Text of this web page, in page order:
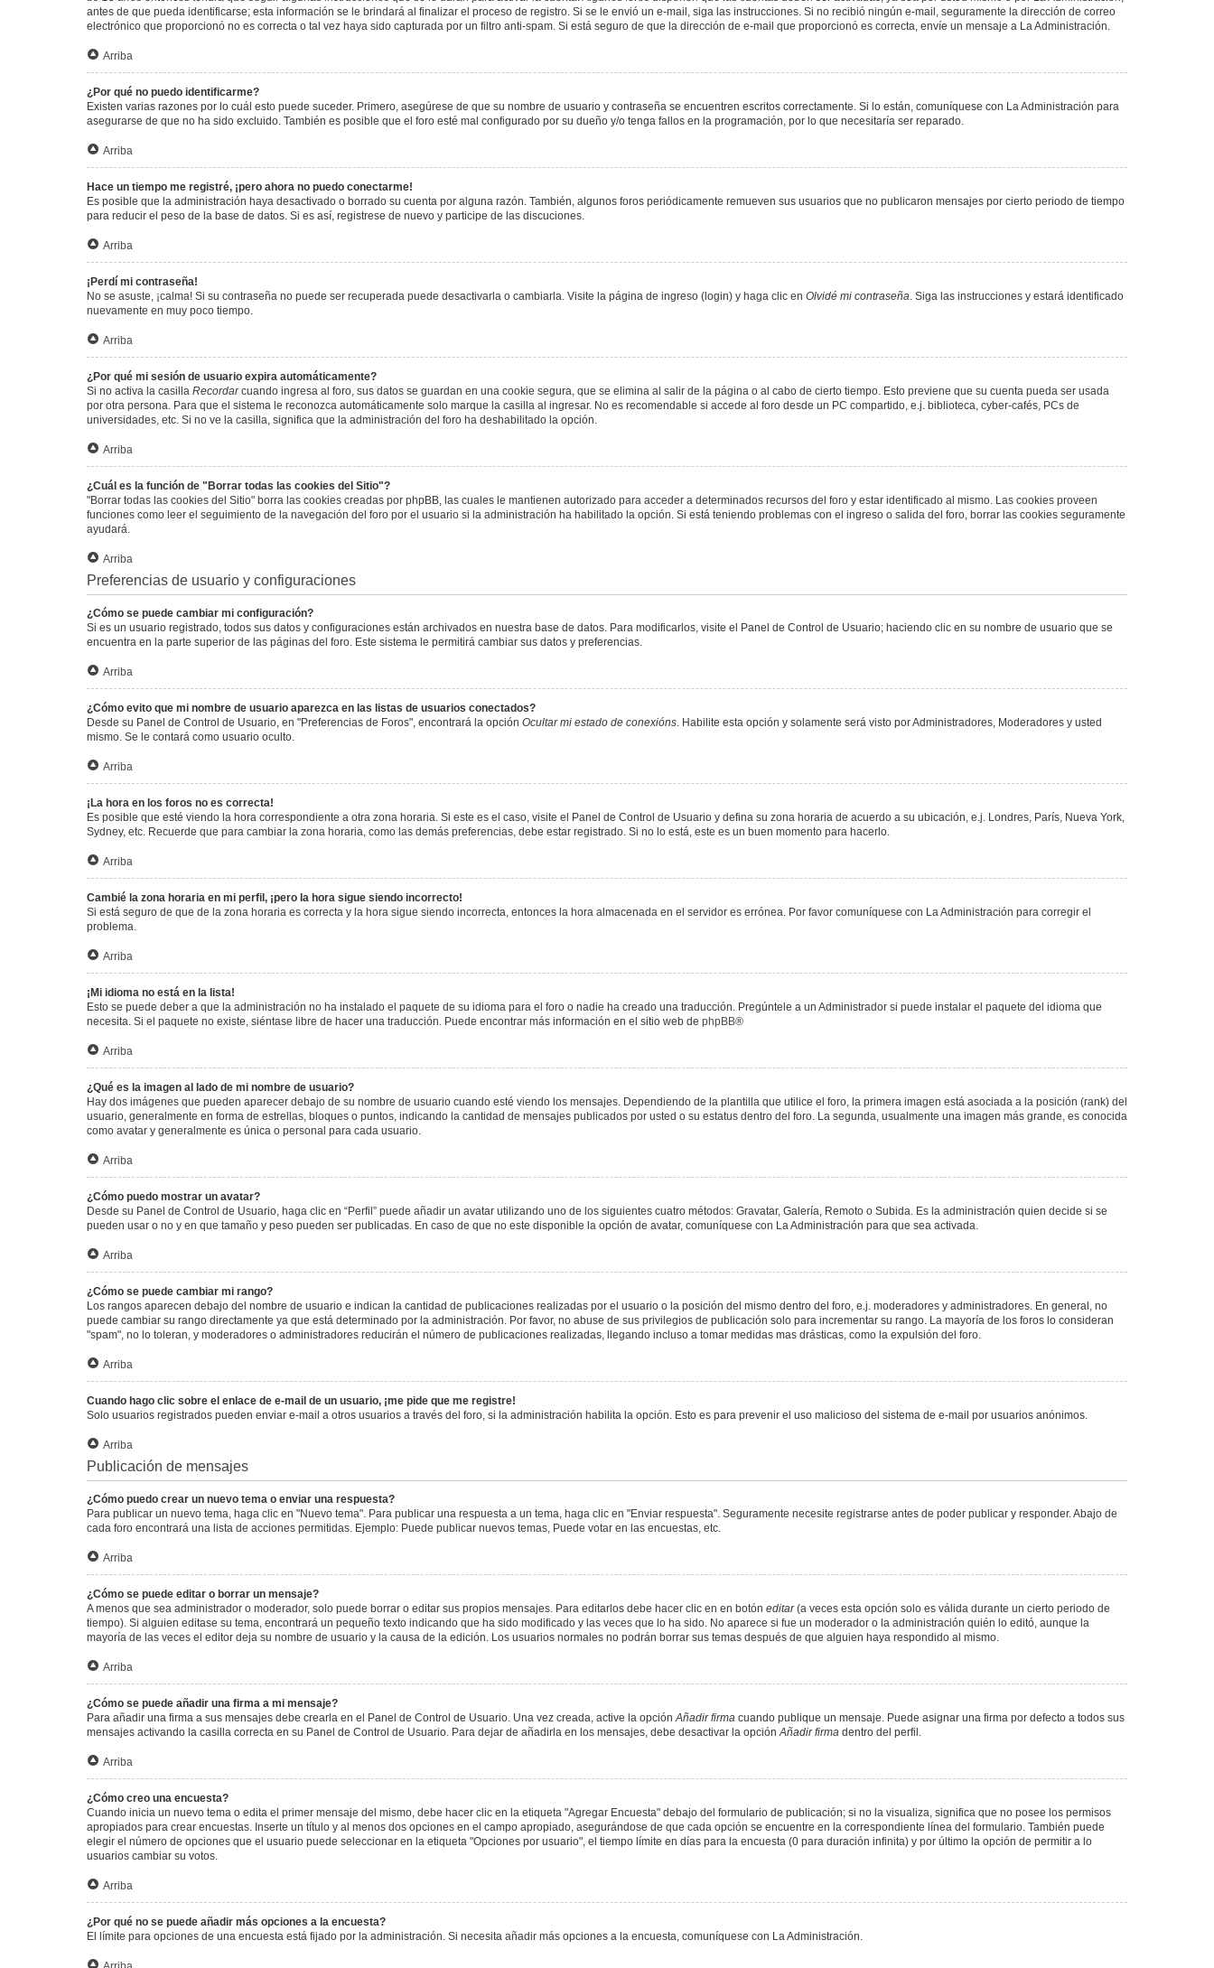
antes de que pueda identificarse; esta información se le brindará al finalizar el proceso de registro. Si se le envió un e-mail, siga las instrucciones. Si no recibió ningún e-mail, seguramente la dirección de correo
electrónico que proporcionó no es correcta o tal vez haya sido capturada por un filtro anti-spam. Si está seguro de que la dirección de e-mail que proporcionó es correcta, envíe un mensaje a La Administración.
Arriba
¿Por qué no puedo identificarme?
Existen varias razones por lo cuál esto puede suceder. Primero, asegúrese de que su nombre de usuario y contraseña se encuentren escritos correctamente. Si lo están, comuníquese con La Administración para
asegurarse de que no ha sido excluido. También es posible que el foro esté mal configurado por su dueño y/o tenga fallos en la programación, por lo que necesitaría ser reparado.
Arriba
Hace un tiempo me registré, ¡pero ahora no puedo conectarme!
Es posible que la administración haya desactivado o borrado su cuenta por alguna razón. También, algunos foros periódicamente remueven sus usuarios que no publicaron mensajes por cierto periodo de tiempo
para reducir el peso de la base de datos. Si es así, registrese de nuevo y participe de las discuciones.
Arriba
¡Perdí mi contraseña!
No se asuste, ¡calma! Si su contraseña no puede ser recuperada puede desactivarla o cambiarla. Visite la página de ingreso (login) y haga clic en Olvidé mi contraseña. Siga las instrucciones y estará identificado
nuevamente en muy poco tiempo.
Arriba
¿Por qué mi sesión de usuario expira automáticamente?
Si no activa la casilla Recordarcuando ingresa al foro, sus datos se guardan en una cookie segura, que se elimina al salir de la página o al cabo de cierto tiempo. Esto previene que su cuenta pueda ser usada
por otra persona. Para que el sistema le reconozca automáticamente solo marque la casilla al ingresar. No es recomendable si accede al foro desde un PC compartido, e.j. biblioteca, cyber-cafés, PCs de
universidades, etc. Si no ve la casilla, significa que la administración del foro ha deshabilitado la opción.
Arriba
¿Cuál es la función de "Borrar todas las cookies del Sitio"?
"Borrar todas las cookies del Sitio" borra las cookies creadas por phpBB, las cuales le mantienen autorizado para acceder a determinados recursos del foro y estar identificado al mismo. Las cookies proveen
funciones como leer el seguimiento de la navegación del foro por el usuario si la administración ha habilitado la opción. Si está teniendo problemas con el ingreso o salida del foro, borrar las cookies seguramente
ayudará.
Arriba
Preferencias de usuario y configuraciones
¿Cómo se puede cambiar mi configuración?
Si es un usuario registrado, todos sus datos y configuraciones están archivados en nuestra base de datos. Para modificarlos, visite el Panel de Control de Usuario; haciendo clic en su nombre de usuario que se
encuentra en la parte superior de las páginas del foro. Este sistema le permitirá cambiar sus datos y preferencias.
Arriba
¿Cómo evito que mi nombre de usuario aparezca en las listas de usuarios conectados?
Desde su Panel de Control de Usuario, en "Preferencias de Foros", encontrará la opción Ocultar mi estado de conexións. Habilite esta opción y solamente será visto por Administradores, Moderadores y usted
mismo. Se le contará como usuario oculto.
Arriba
¡La hora en los foros no es correcta!
Es posible que esté viendo la hora correspondiente a otra zona horaria. Si este es el caso, visite el Panel de Control de Usuario y defina su zona horaria de acuerdo a su ubicación, e.j. Londres, París, Nueva York,
Sydney, etc. Recuerde que para cambiar la zona horaria, como las demás preferencias, debe estar registrado. Si no lo está, este es un buen momento para hacerlo.
Arriba
Cambié la zona horaria en mi perfil, ¡pero la hora sigue siendo incorrecto!
Si está seguro de que de la zona horaria es correcta y la hora sigue siendo incorrecta, entonces la hora almacenada en el servidor es errónea. Por favor comuníquese con La Administración para corregir el
problema.
Arriba
¡Mi idioma no está en la lista!
Esto se puede deber a que la administración no ha instalado el paquete de su idioma para el foro o nadie ha creado una traducción. Pregúntele a un Administrador si puede instalar el paquete del idioma que
necesita. Si el paquete no existe, siéntase libre de hacer una traducción. Puede encontrar más información en el sitio web de phpBB®
Arriba
¿Qué es la imagen al lado de mi nombre de usuario?
Hay dos imágenes que pueden aparecer debajo de su nombre de usuario cuando esté viendo los mensajes. Dependiendo de la plantilla que utilice el foro, la primera imagen está asociada a la posición (rank) del
usuario, generalmente en forma de estrellas, bloques o puntos, indicando la cantidad de mensajes publicados por usted o su estatus dentro del foro. La segunda, usualmente una imagen más grande, es conocida
como avatar y generalmente es única o personal para cada usuario.
Arriba
¿Cómo puedo mostrar un avatar?
Desde su Panel de Control de Usuario, haga clic en “Perfil” puede añadir un avatar utilizando uno de los siguientes cuatro métodos: Gravatar, Galería, Remoto o Subida. Es la administración quien decide si se
pueden usar o no y en que tamaño y peso pueden ser publicadas. En caso de que no este disponible la opción de avatar, comuníquese con La Administración para que sea activada.
Arriba
¿Cómo se puede cambiar mi rango?
Los rangos aparecen debajo del nombre de usuario e indican la cantidad de publicaciones realizadas por el usuario o la posición del mismo dentro del foro, e.j. moderadores y administradores. En general, no
puede cambiar su rango directamente ya que está determinado por la administración. Por favor, no abuse de sus privilegios de publicación solo para incrementar su rango. La mayoría de los foros lo consideran
"spam", no lo toleran, y moderadores o administradores reducirán el número de publicaciones realizadas, llegando incluso a tomar medidas mas drásticas, como la expulsión del foro.
Arriba
Cuando hago clic sobre el enlace de e-mail de un usuario, ¡me pide que me registre!
Solo usuarios registrados pueden enviar e-mail a otros usuarios a través del foro, si la administración habilita la opción. Esto es para prevenir el uso malicioso del sistema de e-mail por usuarios anónimos.
Arriba
Publicación de mensajes
¿Cómo puedo crear un nuevo tema o enviar una respuesta?
Para publicar un nuevo tema, haga clic en "Nuevo tema". Para publicar una respuesta a un tema, haga clic en "Enviar respuesta". Seguramente necesite registrarse antes de poder publicar y responder. Abajo de
cada foro encontrará una lista de acciones permitidas. Ejemplo: Puede publicar nuevos temas, Puede votar en las encuestas, etc.
Arriba
¿Cómo se puede editar o borrar un mensaje?
A menos que sea administrador o moderador, solo puede borrar o editar sus propios mensajes. Para editarlos debe hacer clic en en botón editar(a veces esta opción solo es válida durante un cierto periodo de
tiempo). Si alguien editase su tema, encontrará un pequeño texto indicando que ha sido modificado y las veces que lo ha sido. No aparece si fue un moderador o la administración quién lo editó, aunque la
mayoría de las veces el editor deja su nombre de usuario y la causa de la edición. Los usuarios normales no podrán borrar sus temas después de que alguien haya respondido al mismo.
Arriba
¿Cómo se puede añadir una firma a mi mensaje?
Para añadir una firma a sus mensajes debe crearla en el Panel de Control de Usuario. Una vez creada, active la opciónAñadir firma cuando publique un mensaje. Puede asignar una firma por defecto a todos sus
mensajes activando la casilla correcta en su Panel de Control de Usuario. Para dejar de añadirla en los mensajes, debe desactivar la opciónAñadir firma dentro del perfil.
Arriba
¿Cómo creo una encuesta?
Cuando inicia un nuevo tema o edita el primer mensaje del mismo, debe hacer clic en la etiqueta "Agregar Encuesta" debajo del formulario de publicación; si no la visualiza, significa que no posee los permisos
apropiados para crear encuestas. Inserte un título y al menos dos opciones en el campo apropiado, asegurándose de que cada opción se encuentre en la correspondiente línea del formulario. También puede
elegir el número de opciones que el usuario puede seleccionar en la etiqueta "Opciones por usuario", el tiempo límite en días para la encuesta (0 para duración infinita) y por último la opción de permitir a lo
usuarios cambiar su votos.
Arriba
¿Por qué no se puede añadir más opciones a la encuesta?
El límite para opciones de una encuesta está fijado por la administración. Si necesita añadir más opciones a la encuesta, comuníquese con La Administración.